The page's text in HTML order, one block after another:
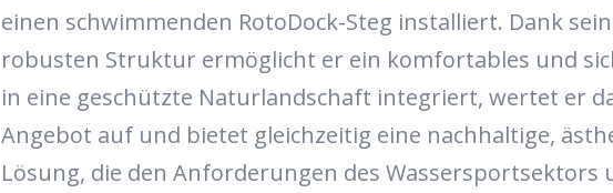
einen schwimmenden RotoDock-Steg installiert. Dank
robusten Struktur ermöglicht er ein komfortables und
in eine geschützte Naturlandschaft integriert, wertet er
Angebot auf und bietet gleichzeitig eine nachhaltige,
Lösung, die den Anforderungen des Wassersportsektors